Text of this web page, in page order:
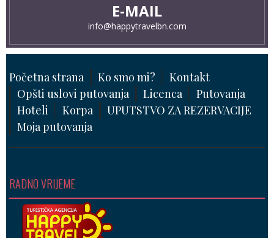
E-MAIL
info@happytravelbn.com
Početna strana Ko smo mi?
Kontakt
Opšti uslovi putovanja
Licenca
Putovanja
Hoteli
Korpa
UPUTSTVO ZA REZERVACIJE
Moja putovanja
RADNO VRIJEME